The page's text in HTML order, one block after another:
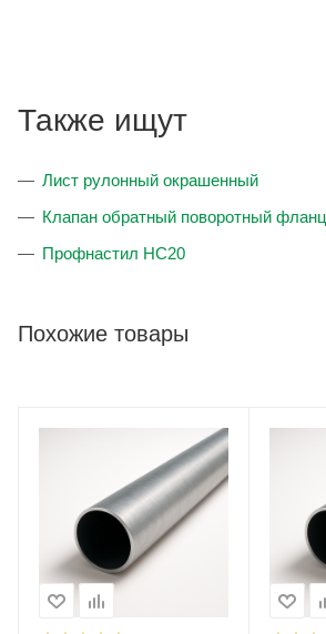
Также ищут
Лист рулонный окрашенный
Клапан обратный поворотный
Профнастил НС20
Похожие товары